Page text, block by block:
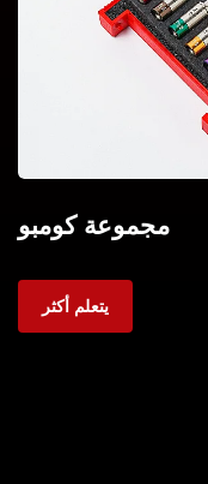
مجموعة كومبو
يتعلم أكثر